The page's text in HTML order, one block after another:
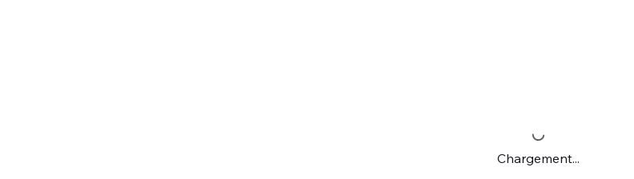
Chargement...